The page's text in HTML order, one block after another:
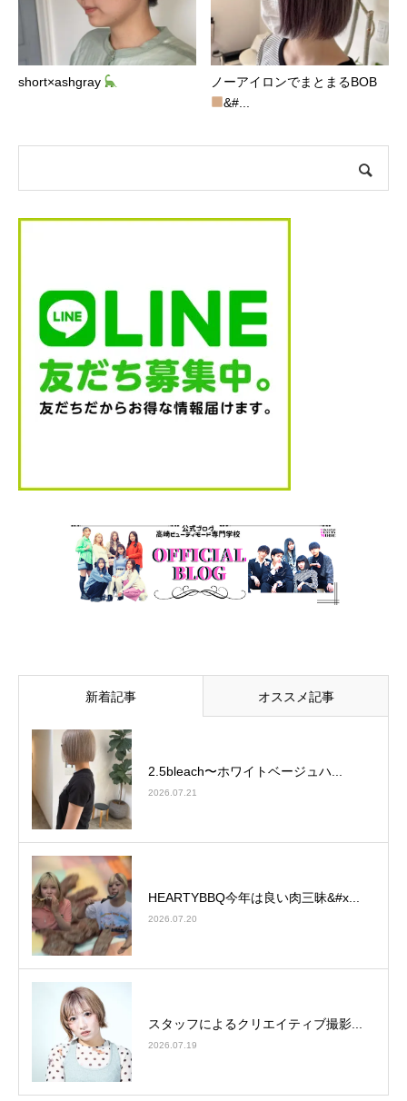
short×ashgray
ノーアイロンでまとまるBOB
&#...
新着記事 オススメ記事
2.5bleach〜ホワイトベージュ⁡ハ...
2026.07.21
HEARTYBBQ今年は良い肉三昧&#x...
2026.07.20
スタッフによるクリエイティブ撮影...
2026.07.19